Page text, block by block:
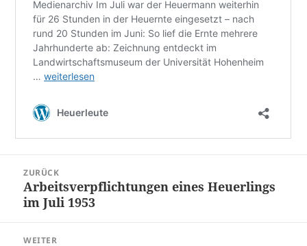
ZURÜCK
Vorheriger
Beitrag:
Arbeitsverpflichtungen eines Heuerlings
im Juli 1953
WEITER